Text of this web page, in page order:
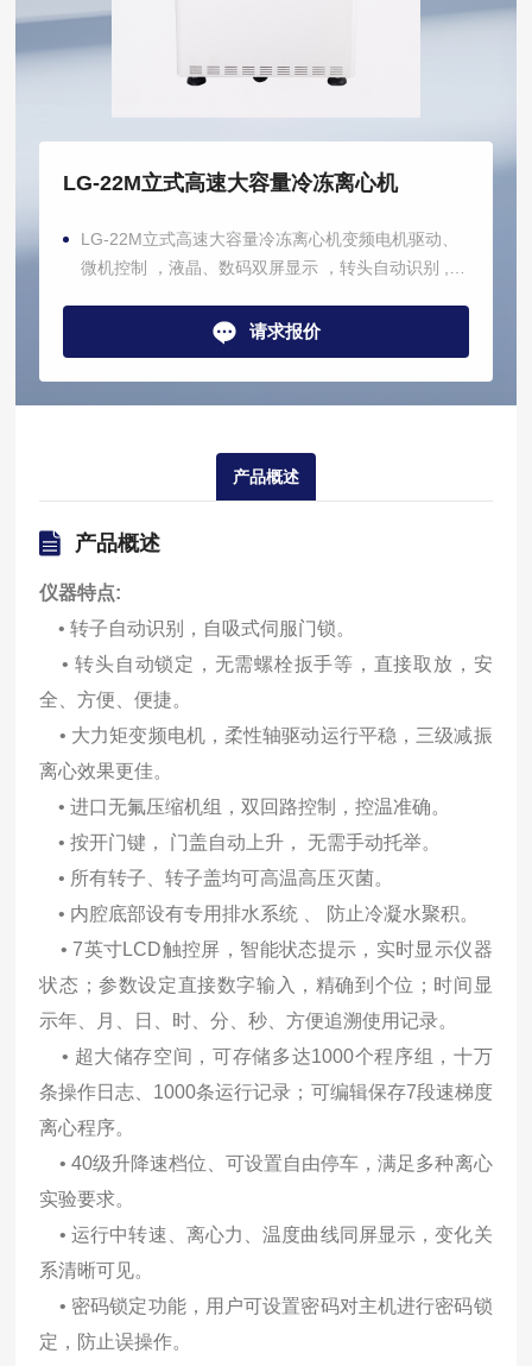
LG-22M立式高速大容量冷冻离心机
LG-22M立式高速大容量冷冻离心机变频电机驱动、
微机控制 ，液晶、数码双屏显示 ，转头自动识别 ,杜
直接取放，安全方便快捷。请求报价
产品概述
产品概述
仪器特点:
• 转子自动识别，自吸式伺服门锁。
• 转头自动锁定，无需螺栓扳手等，直接取放，安
全、方便、便捷。
• 大力矩变频电机，柔性轴驱动运行平稳，三级减振
离心效果更佳。
• 进口无氟压缩机组，双回路控制，控温准确。
• 按开门键， 门盖自动上升， 无需手动托举。
• 所有转子、转子盖均可高温高压灭菌。
• 内腔底部设有专用排水系统 、 防止冷凝水聚积。
• 7英寸LCD触控屏，智能状态提示，实时显示仪器
状态；参数设定直接数字输入，精确到个位；时间显
示年、月、日、时、分、秒、方便追溯使用记录。
• 超大储存空间，可存储多达1000个程序组，十万
条操作日志、1000条运行记录；可编辑保存7段速梯度
离心程序。
• 40级升降速档位、可设置自由停车，满足多种离心
实验要求。
• 运行中转速、离心力、温度曲线同屏显示，变化关
系清晰可见。
• 密码锁定功能，用户可设置密码对主机进行密码锁
定，防止误操作。